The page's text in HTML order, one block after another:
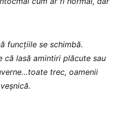
funcțiile se schimbă.
că lasă amintiri plăcute sau
trec, oamenii